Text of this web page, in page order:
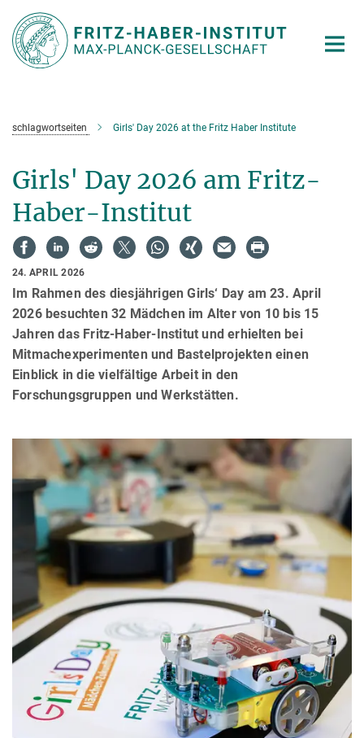
Hauptinhalt
schlagwortseiten Girls' Day 2026 at the Fritz Haber Institute
Girls' Day 2026 am Fritz-
Haber-Institut
24. APRIL 2026
Im Rahmen des diesjährigen Girls‘ Day am 23. April
2026 besuchten 32 Mädchen im Alter von 10 bis 15
Jahren das Fritz-Haber-Institut und erhielten bei
Mitmachexperimenten und Bastelprojekten einen
Einblick in die vielfältige Arbeit in den
Forschungsgruppen und Werkstätten.